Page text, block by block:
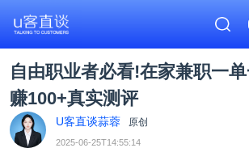
自由职业者必看!在家兼职一
赚100+真实测评
U客直谈蒜蓉 原创
2025-06-25T14:55:14